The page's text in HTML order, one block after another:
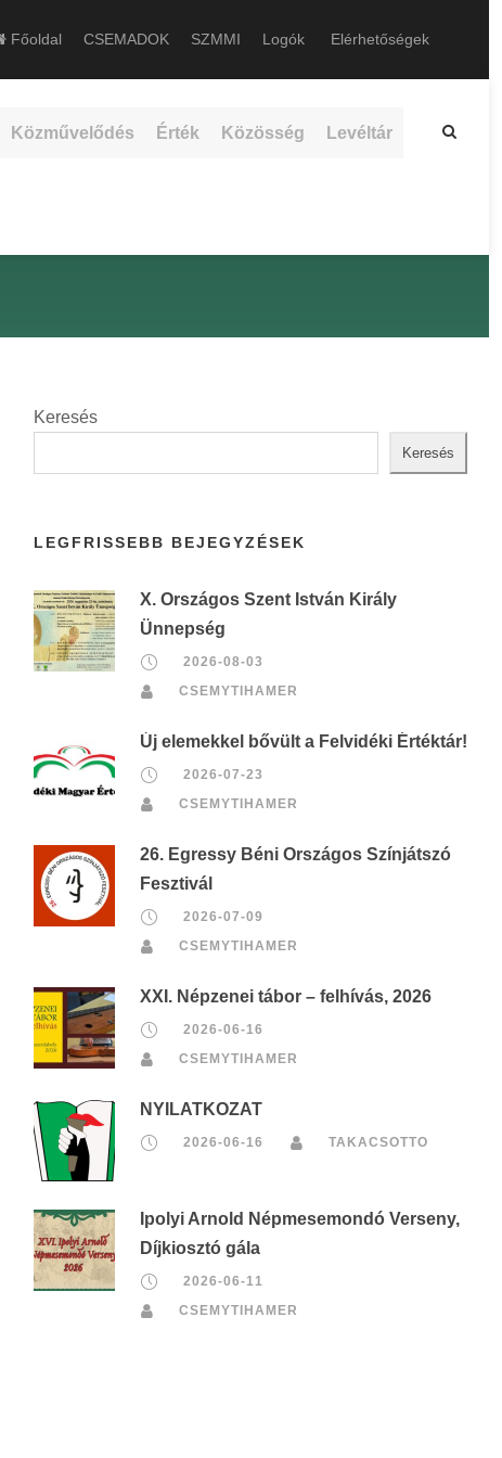
Főoldal CSEMADOK SZMMI Logók Elérhetőségek
Közművelődés Érték Közösség Levéltár
Keresés
Keresés
LEGFRISSEBB BEJEGYZÉSEK
X. Országos Szent István Király
Ünnepség
2026-08-03
CSEMYTIHAMER
Új elemekkel bővült a Felvidéki Értéktár!
2026-07-23
CSEMYTIHAMER
26. Egressy Béni Országos Színjátszó
Fesztivál
2026-07-09
CSEMYTIHAMER
XXI. Népzenei tábor – felhívás, 2026
2026-06-16
CSEMYTIHAMER
NYILATKOZAT
2026-06-16 TAKACSOTTO
Ipolyi Arnold Népmesemondó Verseny,
Díjkiosztó gála
2026-06-11
CSEMYTIHAMER